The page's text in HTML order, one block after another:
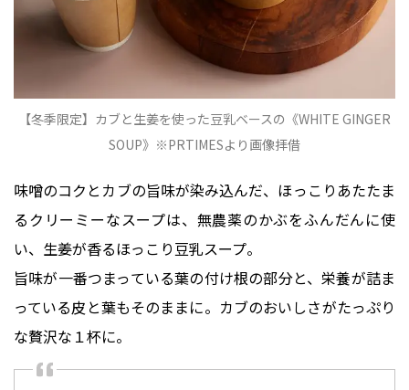
【冬季限定】カブと生姜を使った⾖乳ベースの《WHITE GINGER
SOUP》※PRTIMESより画像拝借
味噌のコクとカブの旨味が染み込んだ、ほっこりあたたま
るクリーミーなスープは、無農薬のかぶをふんだんに使
い、生姜が香るほっこり豆乳スープ。
旨味が⼀番つまっている葉の付け根の部分と、栄養が詰ま
っている⽪と葉もそのままに。カブのおいしさがたっぷり